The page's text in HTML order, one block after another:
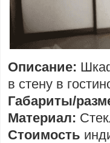
Описание:
в стену в
Габариты/
Материал:
Стоимость